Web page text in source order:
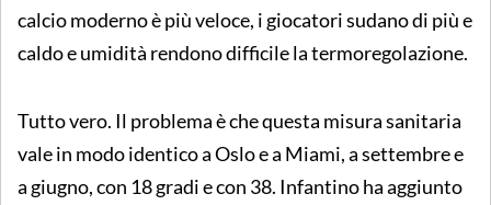
calcio moderno è più veloce, i giocatori sudano di più e
caldo e umidità rendono difficile la termoregolazione.
Tutto vero. Il problema è che questa misura sanitaria
vale in modo identico a Oslo e a Miami, a settembre e
a giugno, con 18 gradi e con 38. Infantino ha aggiunto